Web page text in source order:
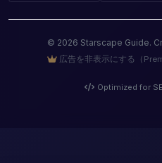
© 2026 Starscape Guide.
広告を非表示にする（
Optimized for